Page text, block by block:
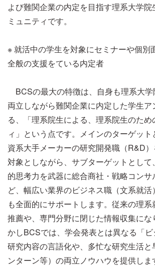
よび難関企業の内定を目指す理系大学院
ミュニティです。
※ 就活中の学生を対象にセミナーや個別
全般の支援をている内定者
BCSの最大の特徴は、自身も理系大学
両立しながら難関企業に内定した学生ア
る、「理系院生による、理系院生のた
ィ」という点です。メインのターゲッ
資系大手メーカーの研究開発職（R&D
対象としながら、サブターゲットとし
的思考力を武器に総合商社・戦略コンサ
ど、幅広い業界のビジネス職（文系就
も全面的にサポートします。従来の理
推薦や、専門分野に閉じた情報収集にな
かしBCSでは、学会発表とは異なる「
研究内容の言語化や、多忙な研究生活と
ンターン等）の両立ノウハウを提供し